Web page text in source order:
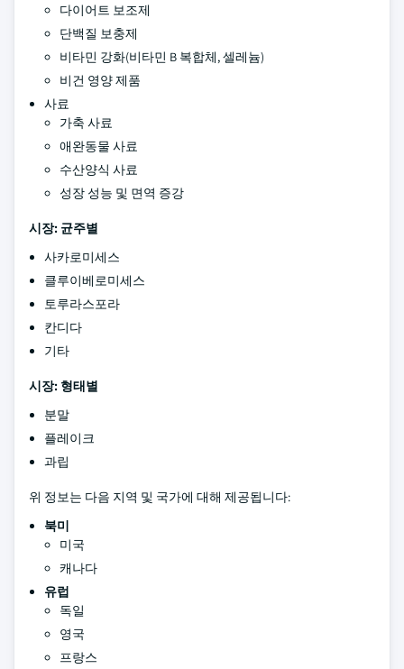
다이어트 보조제
단백질 보충제
비타민 강화(비타민 B 복합체, 셀레늄)
비건 영양 제품
사료
가축 사료
애완동물 사료
수산양식 사료
성장 성능 및 면역 증강
시장: 균주별
사카로미세스
클루이베로미세스
토루라스포라
칸디다
기타
시장: 형태별
분말
플레이크
과립
위 정보는 다음 지역 및 국가에 대해 제공됩니다:
북미
미국
캐나다
유럽
독일
영국
프랑스